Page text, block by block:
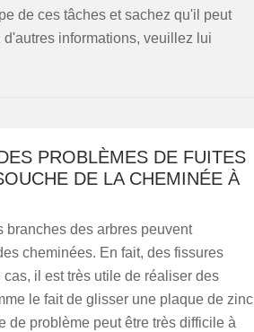
de ces tâches et sachez qu'il peut
informations, veuillez lui
PROBLÈMES DE FUITES
DE LA CHEMINÉE À
branches des arbres peuvent
cheminées. En fait, des fissures
il est très utile de réaliser des
le fait de glisser une plaque de zinc
de problème peut être très difficile à